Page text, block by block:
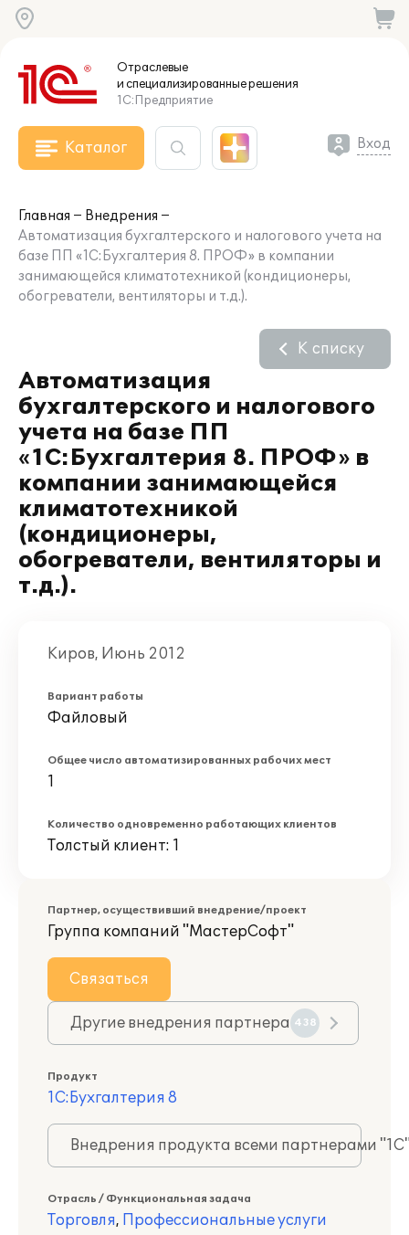
Отраслевые
и специализированныерешения
1С:Предприятие
Каталог Вход
Главная
Внедрения
Автоматизация бухгалтерского и налогового учета на
базе ПП «1С:Бухгалтерия 8. ПРОФ» в компании
занимающейся климатотехникой (кондиционеры,
обогреватели, вентиляторы и т.д.).
Автоматизация
бухгалтерского и налогового
учета на базе ПП
«1С:Бухгалтерия 8. ПРОФ» в
компании занимающейся
климатотехникой
(кондиционеры,
обогреватели, вентиляторы и
т.д.).
К списку
Киров, Июнь 2012
Вариант работы
Файловый
Общее число автоматизированных рабочих мест
1
Количество одновременно работающих клиентов
Толстый клиент: 1
Партнер, осуществивший внедрение/проект
Группа компаний "МастерСофт"
Связаться
Другие внедрения партнера 438
Продукт
1С:Бухгалтерия 8
Внедрения продукта всеми партнерами
Отрасль / Функциональная задача
Торговля, Профессиональные услуги